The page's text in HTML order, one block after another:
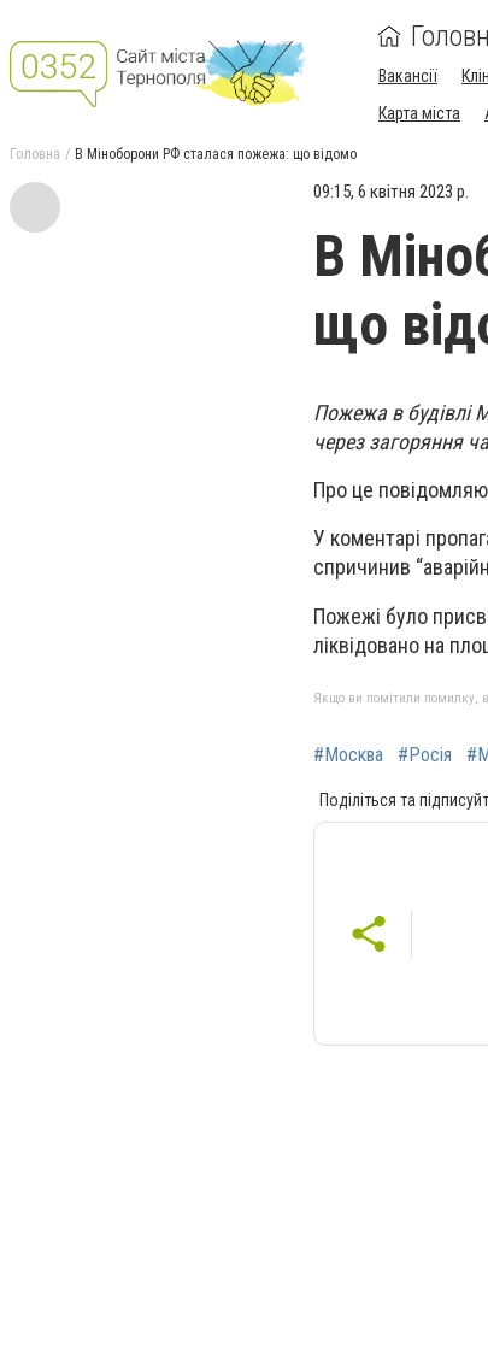
Вакансії
Карта міста
Головна В Міноборони РФ сталася пожежа: що відомо
09:15, 6 квітня 2023 р.
В
що
Пожежа в будівлі
через загоряння
Про це
У коментарі
спричинив
Пожежі було
ліквідовано на
Якщо ви помітили помилку,
#Москва #Росія
Поділіться та